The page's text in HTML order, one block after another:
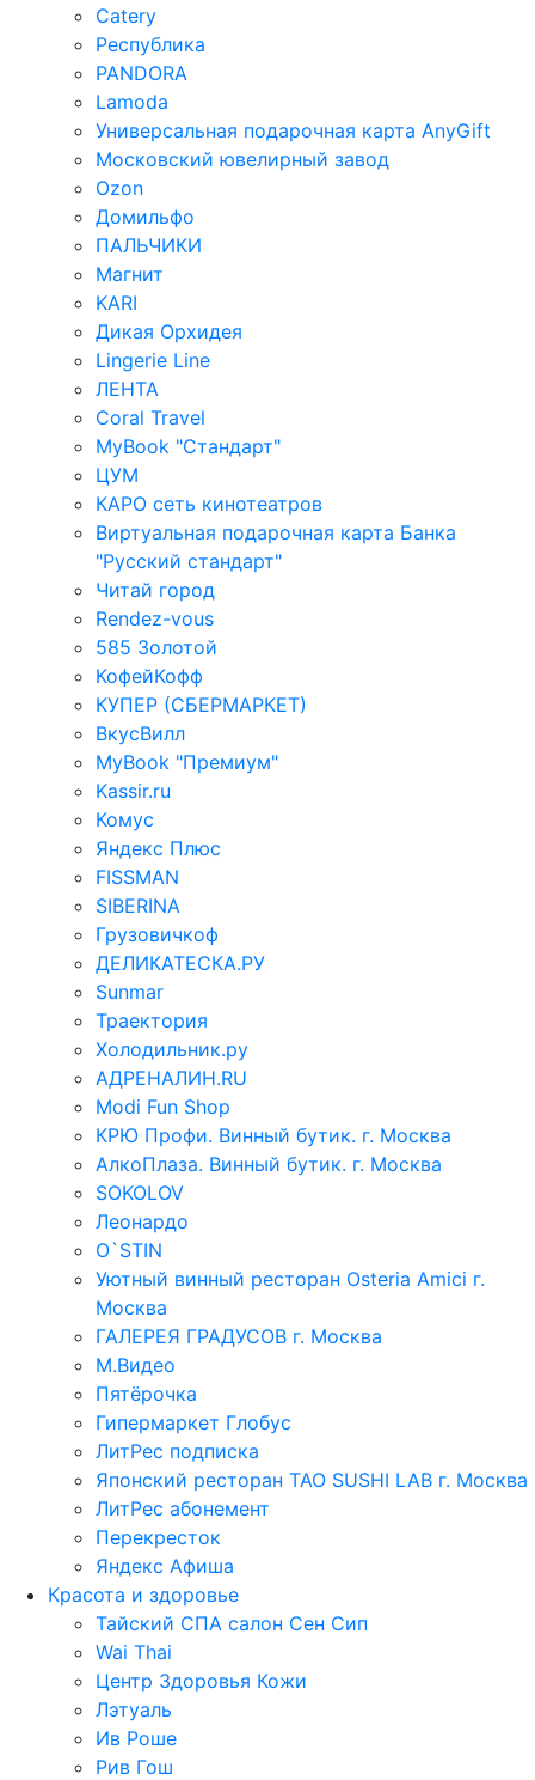
Catery
Республика
PANDORA
Lamoda
Универсальная подарочная карта AnyGift
Московский ювелирный завод
Ozon
Домильфо
ПАЛЬЧИКИ
Магнит
KARI
Дикая Орхидея
Lingerie Line
ЛЕНТА
Coral Travel
MyBook "Стандарт"
ЦУМ
КАРО сеть кинотеатров
Виртуальная подарочная карта Банка
"Русский стандарт"
Читай город
Rendez-vous
585 Золотой
КофейКофф
КУПЕР (СБЕРМАРКЕТ)
ВкусВилл
MyBook "Премиум"
Kassir.ru
Комус
Яндекс Плюс
FISSMAN
SIBERINA
Грузовичкоф
ДЕЛИКАТЕСКА.РУ
Sunmar
Траектория
Холодильник.ру
АДРЕНАЛИН.RU
Modi Fun Shop
КРЮ Профи. Винный бутик. г. Москва
АлкоПлаза. Винный бутик. г. Москва
SOKOLOV
Леонардо
O`STIN
Уютный винный ресторан Osteria Amici г.
Москва
ГАЛЕРЕЯ ГРАДУСОВ г. Москва
М.Видео
Пятёрочка
Гипермаркет Глобус
ЛитРес подписка
Японский ресторан TAO SUSHI LAB г. Москва
ЛитРес абонемент
Перекресток
Яндекс Афиша
Красота и здоровье
Тайский СПА салон Сен Сип
Wai Thai
Центр Здоровья Кожи
Лэтуаль
Ив Роше
Рив Гош